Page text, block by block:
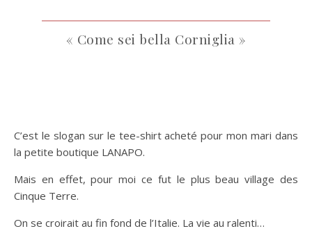
« Come sei bella Corniglia »
C’est le slogan sur le tee-shirt acheté pour mon mari dans
la petite boutique LANAPO.
Mais en effet, pour moi ce fut le plus beau village des
Cinque Terre.
On se croirait au fin fond de l’Italie. La vie au ralenti…